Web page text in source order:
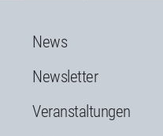
News
Newsletter
Veranstaltungen